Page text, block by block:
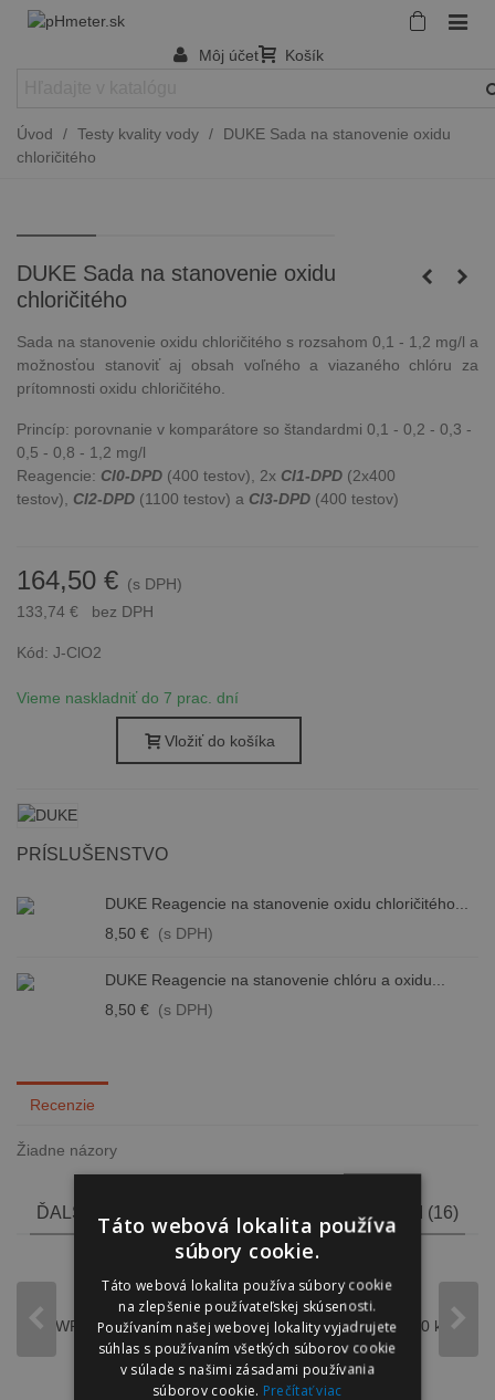
Môj účet Košík
Úvod / Testy kvality vody /
DUKE Sada na stanovenie oxidu
chloričitého
DUKE Sada na stanovenie oxidu
chloričitého
Sada na stanovenie oxidu chloričitého s rozsahom 0,1 - 1,2 mg/l a
možnosťou stanoviť aj obsah voľného a viazaného chlóru za
prítomnosti oxidu chloričitého.
Princíp: porovnanie v komparátore so štandardmi 0,1 - 0,2 - 0,3 -
0,5 - 0,8 - 1,2 mg/l
Reagencie: Cl0-DPD (400 testov), 2x Cl1-DPD (2x400
testov), Cl2-DPD (1100 testov) a Cl3-DPD (400 testov)
164,50 € (s DPH)
133,74 €
bez DPH
Kód: J-ClO2
Vieme naskladniť do 7 prac. dní
Vložiť do košíka
PRÍSLUŠENSTVO
DUKE Reagencie na stanovenie oxidu chloričitého...
8,50 € (s DPH)
DUKE Reagencie na stanovenie chlóru a oxidu...
8,50 € (s DPH)
Recenzie
Žiadne názory
ĎALŠIE PRODUKTY V ROVNAKEJ KATEGÓRII (16)
VWR DOSATEST 25 Testovacie pásiky na peroxid, 100 ks
33,30 € (s DPH) 37,00 € -10%
Táto webová lokalita používa
súbory cookie.
Táto webová lokalita používa súbory cookie
na zlepšenie používateľskej skúsenosti.
Používaním našej webovej lokality vyjadrujete
súhlas s používaním všetkých súborov cookie
v súlade s našimi zásadami používania
súborov cookie. Prečítať viac